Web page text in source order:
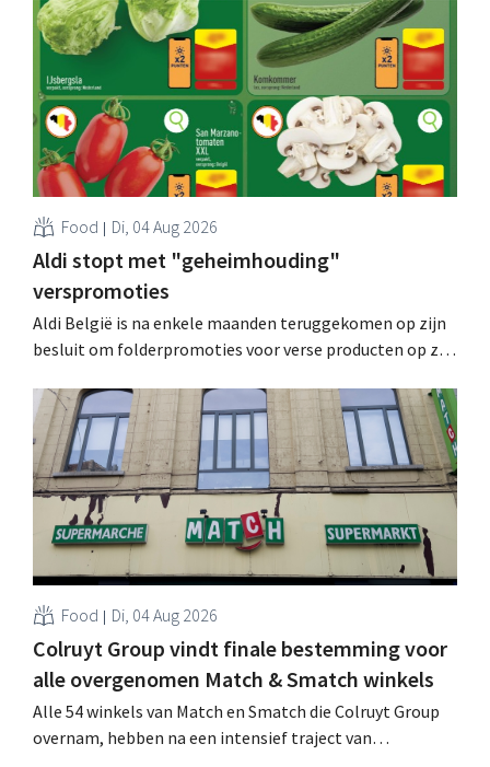
Food Di, 04 Aug 2026
Aldi stopt met "geheimhouding"
verspromoties
Aldi België is na enkele maanden teruggekomen op zijn
besluit om folderpromoties voor verse producten op zijn
werking treden: "Onze klanten willen goed
geïnformeerd worden." .
Food Di, 04 Aug 2026
Colruyt Group vindt finale bestemming voor
alle overgenomen Match & Smatch winkels
Alle 54 winkels van Match en Smatch die Colruyt Group
overnam, hebben na een intensief traject van